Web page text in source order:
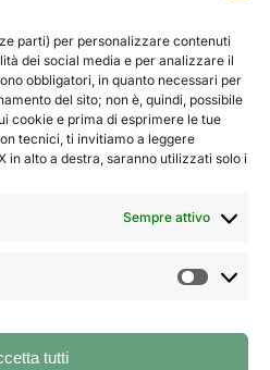
parti) per personalizzare contenuti
dei social media e per analizzare il
obbligatori, in quanto necessari per
del sito; non è, quindi, possibile
cookie e prima di esprimere le tue
tecnici, ti invitiamo a leggere
in alto a destra, saranno utilizzati solo i
Sempre attivo
tutti